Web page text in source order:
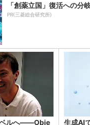
「創薬立国」復活への分
PR(三菱総合研究所)
ベルへ――Obje 生成AI